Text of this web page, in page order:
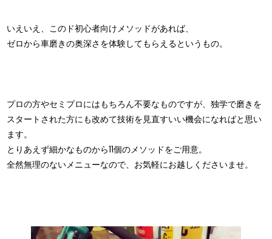
いえいえ、このド初心者向けメソッドがあれば、
ゼロから車磨きの奥深さを体験してもらえるというもの。
プロの方やセミプロにはもちろん不要なものですが、独学で磨きを
スタートされた方にも改めて技術を見直すいい機会になればと思い
ます。
とりあえず細かなものから11個のメソッドをご用意。
全然無理のないメニューなので、お気軽にお越しくださいませ。